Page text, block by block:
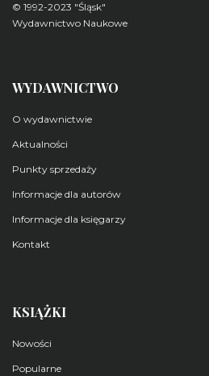
© 1992-2023 "Śląsk"
Wydawnictwo Naukowe
WYDAWNICTWO
O wydawnictwie
Aktualności
Punkty sprzedaży
Informacje dla autorów
Informacje dla księgarzy
Kontakt
KSIĄŻKI
Nowości
Popularne